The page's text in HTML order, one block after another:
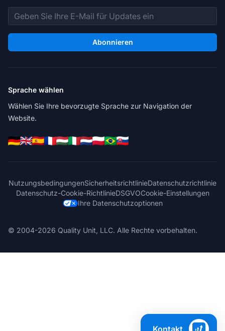
E-Mail-Adresse
Abonnieren
Sprache wählen
Wählen Sie Ihre bevorzugte Sprache zur Navigation der
Website.
NutzungsbedingungenSicherheitsrichtlinieDatenschutzrichtlinie
Datenschutz-Cookie-RichtlinieDSGVOCookie-Einstellungen
Ihre Datenschutzoptionen
© 2004-2026 Quality Unit, LLC. Alle Rechte vorbehalten.
Kontakt